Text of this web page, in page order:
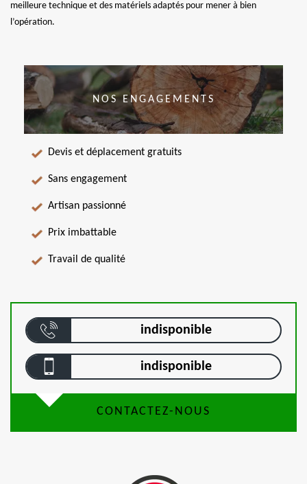
meilleure technique et des matériels adaptés pour mener à bien
l’opération.
NOS ENGAGEMENTS
Devis et déplacement gratuits
Sans engagement
Artisan passionné
Prix imbattable
Travail de qualité
indisponible
indisponible
CONTACTEZ-NOUS